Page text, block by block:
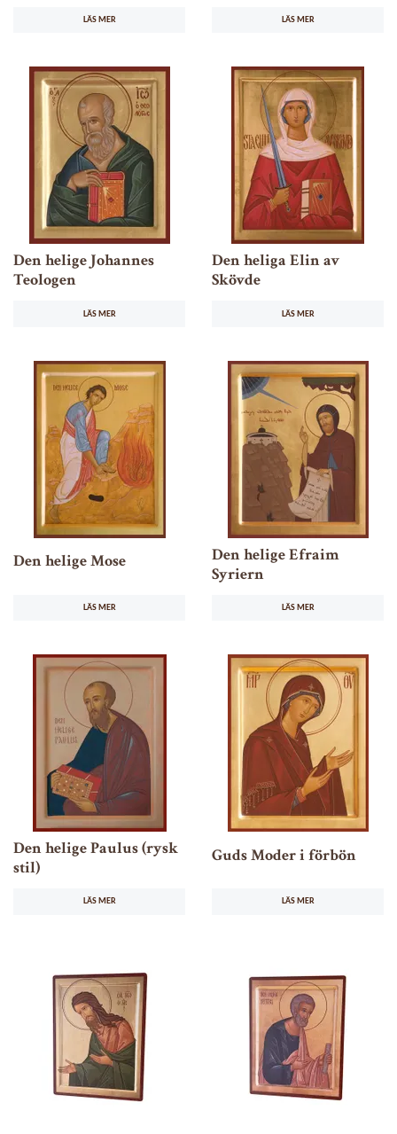
LÄS MER LÄS MER
Den helige Johannes
Teologen
LÄS MER
Den heliga Elin av
Skövde
LÄS MER
Den helige Mose
LÄS MER
Den helige Efraim
Syriern
LÄS MER
Den helige Paulus (rysk
stil)
LÄS MER
Guds Moder i förbön
LÄS MER